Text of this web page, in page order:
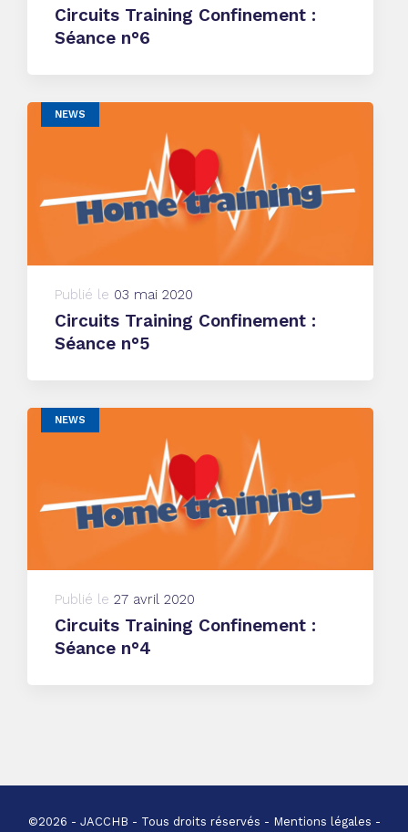
Circuits Training Confinement :
Séance n°6
NEWS
Publié le 03 mai 2020
Circuits Training Confinement :
Séance n°5
NEWS
Publié le 27 avril 2020
Circuits Training Confinement :
Séance n°4
©2026 - JACCHB - Tous droits réservés - Mentions légales -